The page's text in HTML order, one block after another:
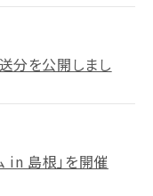
分を公開しまし
in 島根」を開催